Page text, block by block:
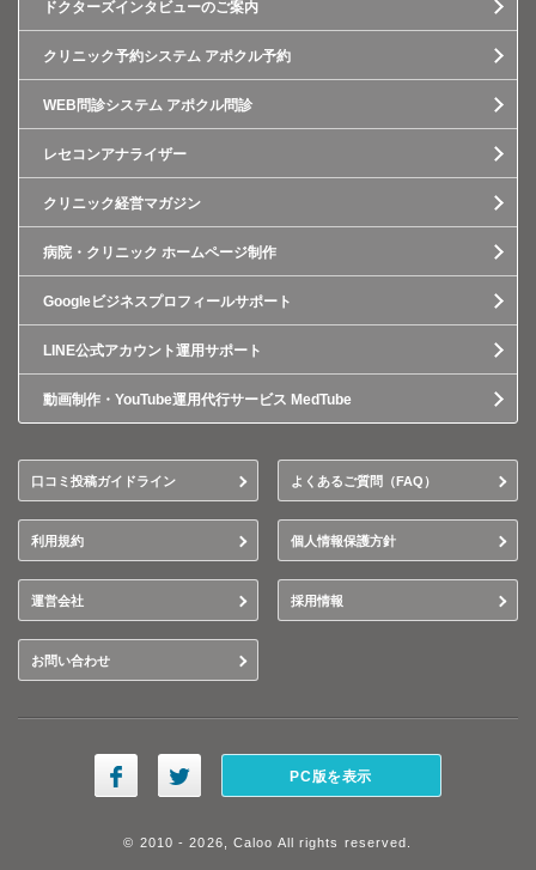
ドクターズインタビューのご案内
クリニック予約システム アポクル予約
WEB問診システム アポクル問診
レセコンアナライザー
クリニック経営マガジン
病院・クリニック ホームページ制作
Googleビジネスプロフィールサポート
LINE公式アカウント運用サポート
動画制作・YouTube運用代行サービス MedTube
口コミ投稿ガイドライン よくあるご質問（FAQ）
利用規約 個人情報保護方針
運営会社 採用情報
お問い合わせ
PC版を表示
© 2010 - 2026, Caloo All rights reserved.